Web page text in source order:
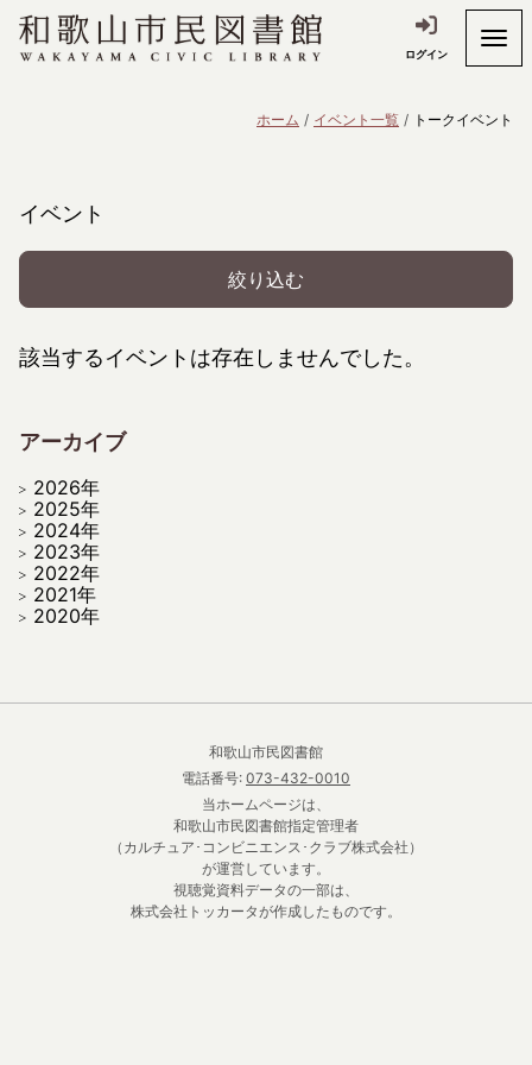
ログイン
ホーム イベント一覧 トークイベント
イベント
絞り込む
該当するイベントは存在しませんでした。
アーカイブ
2026年
2025年
2024年
2023年
2022年
2021年
2020年
和歌山市民図書館
電話番号: 073-432-0010
当ホームページは、
和歌山市民図書館指定管理者
（カルチュア･コンビニエンス･クラブ株式会社）
が運営しています。
視聴覚資料データの一部は、
株式会社トッカータが作成したものです。